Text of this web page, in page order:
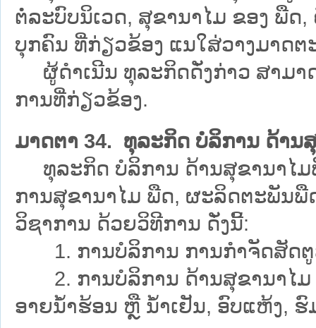
ຕໍ່ລະບົບນິເວດ, ສຸຂານາໄມ ຂອງ ພື
ບຸກຄົນ ທີ່ກ່ຽວຂ້ອງ ແນໃສ່ວາງມາດ
ຜູ້ດຳເນີນ ທຸລະກິດດັ່ງກ່າວ ສາມາ
ການທີ່ກ່ຽວຂ້ອງ.
ມາດຕາ 34. ທຸລະກິດ ບໍລິການ ດ້ານ
ທຸລະກິດ ບໍລິການ ດ້ານສຸຂານາໄມ
ການສຸຂານາໄມ ພືດ, ຜະລິດຕະພັນ
ວິຊາການ ດ້ວຍວິທີການ ດັ່ງນີ້:
1. ການບໍລິການ ການກຳຈັດສັດຕູ
2. ການບໍລິການ ດ້ານສຸຂານາໄມ
ອາຍນ້ຳຮ້ອນ ຫຼື ນ້ຳເຢັນ, ອົບແຫ້ງ,